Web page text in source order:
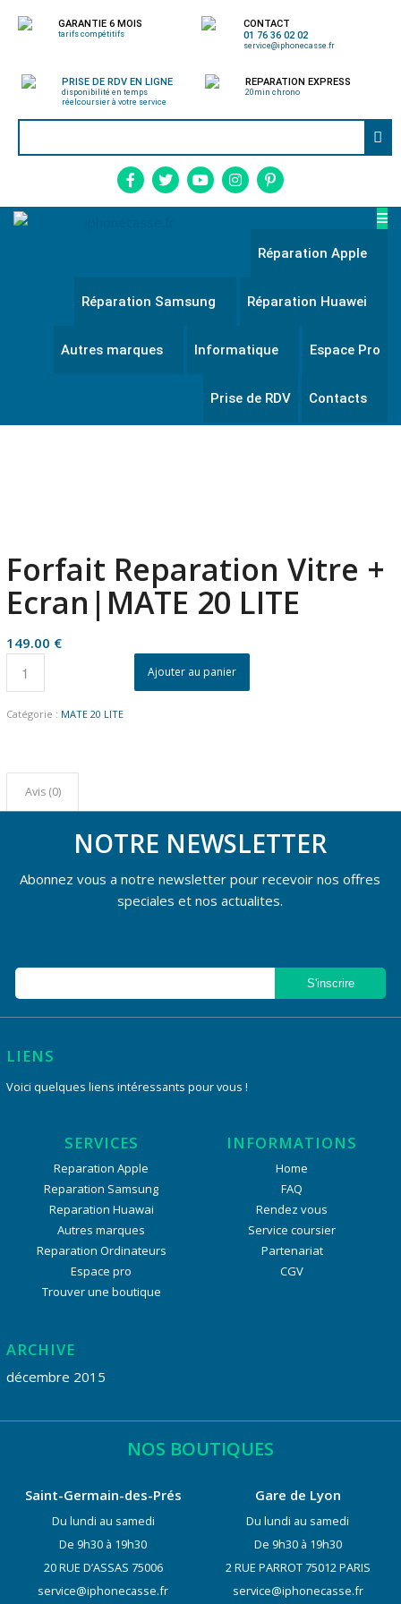
GARANTIE 6 MOIS
tarifs compétitifs
CONTACT
01 76 36 02 02
service@iphonecasse.fr
PRISE DE RDV EN LIGNE
disponibilité en temps
réelcoursier à votre service
REPARATION EXPRESS
20min chrono
Réparation Apple
Réparation Samsung Réparation Huawei
Autres marques Informatique Espace Pro
Prise de RDV Contacts
Forfait Reparation Vitre +
Ecran|MATE 20 LITE
149.00 €
Ajouter au panier
Catégorie : MATE 20 LITE
Avis (0)
NOTRE NEWSLETTER
Abonnez vous a notre newsletter pour recevoir nos offres
speciales et nos actualites.
LIENS
Voici quelques liens intéressants pour vous !
SERVICES
Reparation Apple
Reparation Samsung
Reparation Huawai
Autres marques
Reparation Ordinateurs
Espace pro
Trouver une boutique
INFORMATIONS
Home
FAQ
Rendez vous
Service coursier
Partenariat
CGV
ARCHIVE
décembre 2015
NOS BOUTIQUES
Saint-Germain-des-Prés
Du lundi au samedi
De 9h30 à 19h30
20 RUE D’ASSAS 75006
service@iphonecasse.fr
Gare de Lyon
Du lundi au samedi
De 9h30 à 19h30
2 RUE PARROT 75012 PARIS
service@iphonecasse.fr